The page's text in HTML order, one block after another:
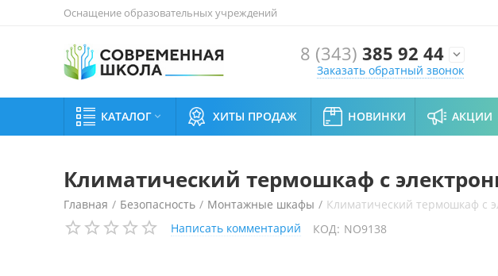
Оснащение образовательных учреждений
8 (343) 385 92 44 
Заказать обратный звонок
КАТАЛОГ  ХИТЫ ПРОДАЖ НОВИНКИ АКЦИИ
Климатический термошкаф с
Главная / Безопасность / Монтажные шкафы / Климатический термошкаф с
Написать комментарий
КОД: NO9138